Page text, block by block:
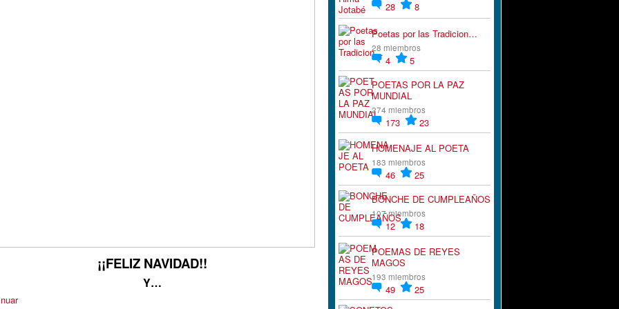
¡¡FELIZ NAVIDAD!!
Y…
28 8
Poetas por las Tradicion…
28 miembros
4
5
POETAS POR LA PAZ
MUNDIAL
274 miembros
173
23
HOMENAJE AL POETA
183 miembros
46
25
BONCHE DE CUMPLEAÑOS
107 miembros
12
18
POEMAS DE REYES
MAGOS
193 miembros
49
25